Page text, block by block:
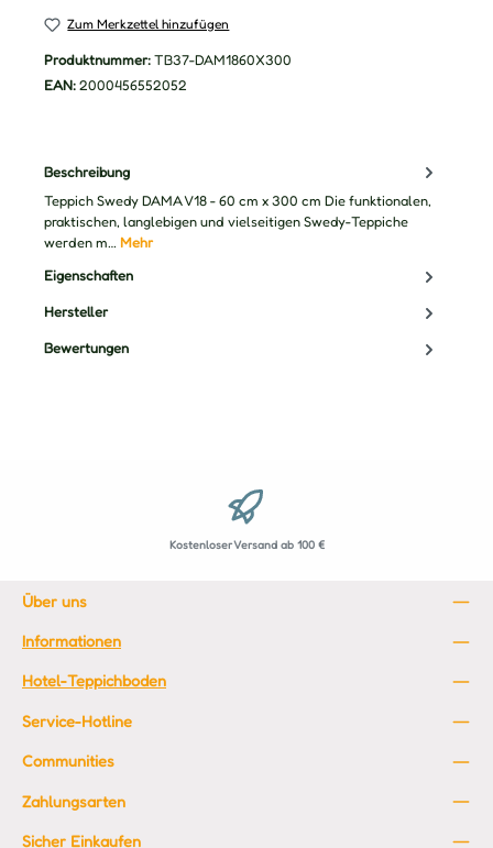
Zum Merkzettel hinzufügen
Produktnummer: TB37-DAM1860X300
EAN: 2000456552052
Beschreibung
Teppich Swedy DAMA V18 - 60 cm x 300 cm Die funktionalen,
praktischen, langlebigen und vielseitigen Swedy-Teppiche
werden m… Mehr
Eigenschaften
Hersteller
Bewertungen
Kostenloser Versand ab 100 €
Über uns
Informationen
Hotel-Teppichboden
Service-Hotline
Communities
Zahlungsarten
Sicher Einkaufen